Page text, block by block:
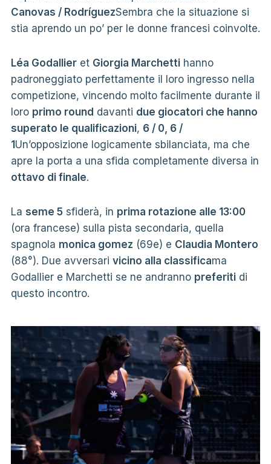
Canovas / RodríguezSembra che la situazione si
stia aprendo un po’ per le donne francesi coinvolte.
Léa Godallieret Giorgia Marchettihanno
padroneggiato perfettamente il loro ingresso nella
competizione, vincendo molto facilmente durante il
loro primo round davanti due giocatori che hanno
superato le qualificazioni, 6 / 0, 6 /
1Un’opposizione logicamente sbilanciata, ma che
apre la porta a una sfida completamente diversa in
ottavo di finale.
La seme 5sfiderà, in prima rotazione alle 13:00
(ora francese) sulla pista secondaria, quella
spagnola monica gomez (69e) e Claudia Montero
(88°). Due avversari vicino alla classificama
Godallier e Marchetti se ne andranno preferitidi
questo incontro.